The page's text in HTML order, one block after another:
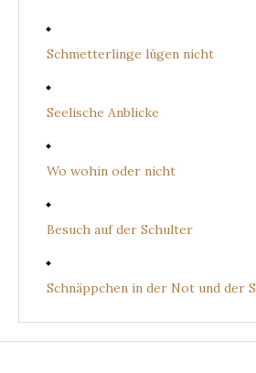
Schmetterlinge lügen nicht
Seelische Anblicke
Wo wohin oder nicht
Besuch auf der Schulter
Schnäppchen in der Not und der